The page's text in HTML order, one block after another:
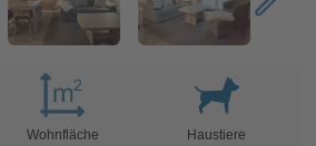
Wohnfläche
Haustiere